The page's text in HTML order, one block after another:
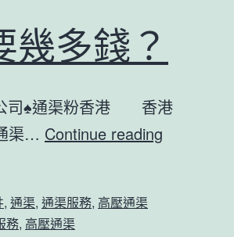
多錢？
公司♠通渠粉香港 香港
渠… Continue reading
, 通渠, 通渠服務, 高壓通渠
務, 高壓通渠